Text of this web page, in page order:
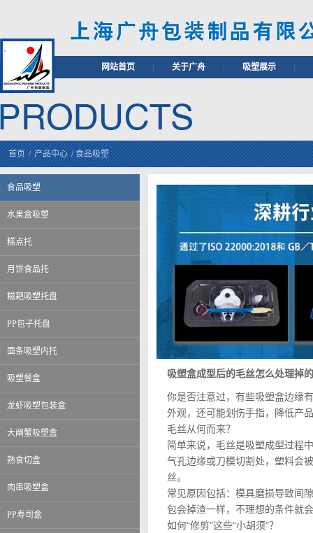
网站首页 关于广舟 吸塑展示
首页 / 产品中心 /食品吸塑
食品吸塑
水果盒吸塑
糕点托
月饼食品托
糍耙吸塑托盘
PP包子托盘
面条吸塑内托
吸塑餐盒
龙虾吸塑包装盒
大阐蟹吸塑盒
熟食切盒
肉串吸塑盒
PP寿司盒
吸塑盒成型后的毛丝怎么处理掉
你是否注意过，有些吸塑盒边缘
外观，还可能划伤手指，降低产
毛丝从何而来？
简单来说，毛丝是吸塑成型过程
气孔边缘或刀模切割处，塑料会
丝。
常见原因包括：模具磨损导致间
包会掉渣一样，不理想的条件就
如何“修剪”这些“小胡须”？